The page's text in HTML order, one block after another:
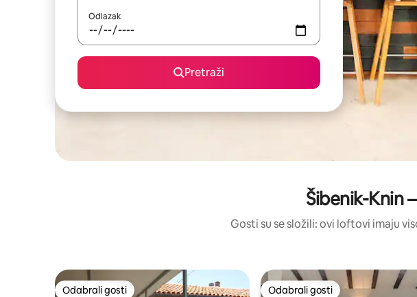
Odlazak
Pretraži
Šibenik-Knin
Gosti su se složili: ovi loftovi imaju
Odabrali gosti Odabrali gosti